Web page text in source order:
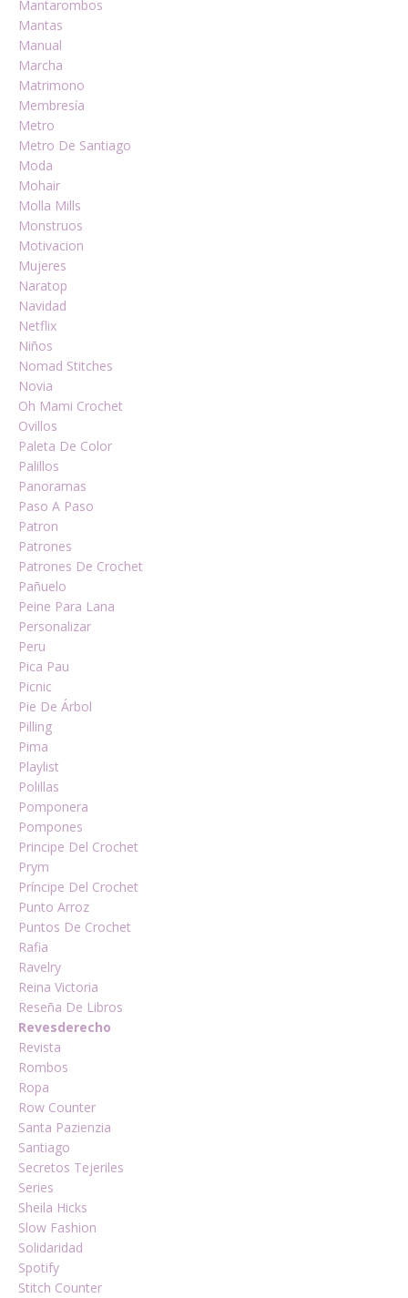
Mantarombos
Mantas
Manual
Marcha
Matrimono
Membresía
Metro
Metro De Santiago
Moda
Mohair
Molla Mills
Monstruos
Motivacion
Mujeres
Naratop
Navidad
Netflix
Niños
Nomad Stitches
Novia
Oh Mami Crochet
Ovillos
Paleta De Color
Palillos
Panoramas
Paso A Paso
Patron
Patrones
Patrones De Crochet
Pañuelo
Peine Para Lana
Personalizar
Peru
Pica Pau
Picnic
Pie De Árbol
Pilling
Pima
Playlist
Polillas
Pomponera
Pompones
Principe Del Crochet
Prym
Príncipe Del Crochet
Punto Arroz
Puntos De Crochet
Rafia
Ravelry
Reina Victoria
Reseña De Libros
Revesderecho
Revista
Rombos
Ropa
Row Counter
Santa Pazienzia
Santiago
Secretos Tejeriles
Series
Sheila Hicks
Slow Fashion
Solidaridad
Spotify
Stitch Counter